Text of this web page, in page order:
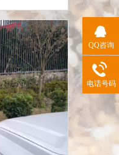
QQ咨询
电话号码